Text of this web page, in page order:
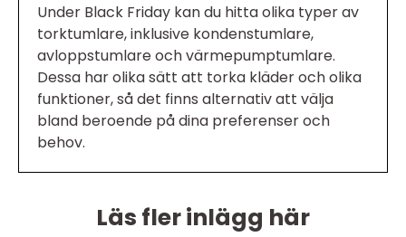
Under Black Friday kan du hitta olika typer av
torktumlare, inklusive kondenstumlare,
avloppstumlare och värmepumptumlare.
Dessa har olika sätt att torka kläder och olika
funktioner, så det finns alternativ att välja
bland beroende på dina preferenser och
behov.
Läs fler inlägg här